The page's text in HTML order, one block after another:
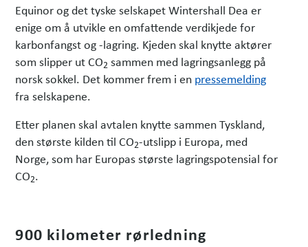
Equinor og det tyske selskapet Wintershall Dea er
enige om å utvikle en omfattende verdikjede for
karbonfangst og -lagring. Kjeden skal knytte aktører
som slipper ut CO2 sammen med lagringsanlegg på
norsk sokkel. Det kommer frem i en pressemelding
fra selskapene.
Etter planen skal avtalen knytte sammen Tyskland,
den største kilden til CO2-utslipp i Europa, med
Norge, som har Europas største lagringspotensial for
CO2.
900 kilometer rørledning